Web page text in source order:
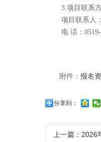
3.项目联系
项目联系人
电 话：
附件： 报名
分享到：
上一篇： 2026